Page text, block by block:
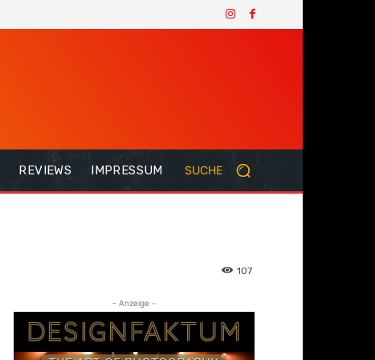
REVIEWS IMPRESSUM SUCHE
107
- Anzeige -